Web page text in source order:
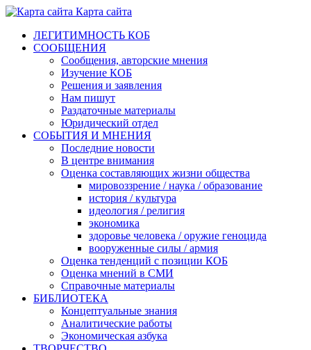
Карта сайта
ЛЕГИТИМНОСТЬ КОБ
СООБЩЕНИЯ
Сообщения, авторские мнения
Изучение КОБ
Решения и заявления
Нам пишут
Раздаточные материалы
Юридический отдел
СОБЫТИЯ И МНЕНИЯ
Последние новости
В центре внимания
Оценка составляющих жизни общества
мировоззрение / наука / образование
история / культура
идеология / религия
экономика
здоровье человека / оружие геноцида
вооруженные силы / армия
Оценка тенденций с позиции КОБ
Оценка мнений в СМИ
Справочные материалы
БИБЛИОТЕКА
Концептуальные знания
Аналитические работы
Экономическая азбука